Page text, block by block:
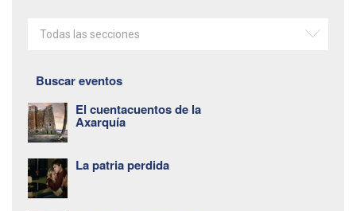
Todas las secciones
Buscar eventos
El cuentacuentos de la
Axarquía
La patria perdida